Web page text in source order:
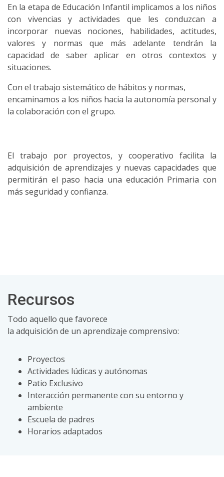
En la etapa de Educación Infantil implicamos a los niños
con vivencias y actividades que les conduzcan a
incorporar nuevas nociones, habilidades, actitudes,
valores y normas que más adelante tendrán la
capacidad de saber aplicar en otros contextos y
situaciones.
Con el trabajo sistemático de hábitos y normas,
encaminamos a los niños hacia la autonomía personal y
la colaboración con el grupo.
El trabajo por proyectos, y cooperativo facilita la
adquisición de aprendizajes y nuevas capacidades que
permitirán el paso hacia una educación Primaria con
más seguridad y confianza.
Recursos
Todo aquello que favorece
la adquisición de un aprendizaje comprensivo:
Proyectos
Actividades lúdicas y autónomas
Patio Exclusivo
Interacción permanente con su entorno y
ambiente
Escuela de padres
Horarios adaptados